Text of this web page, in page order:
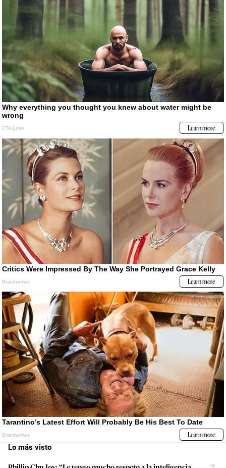
Lo más visto